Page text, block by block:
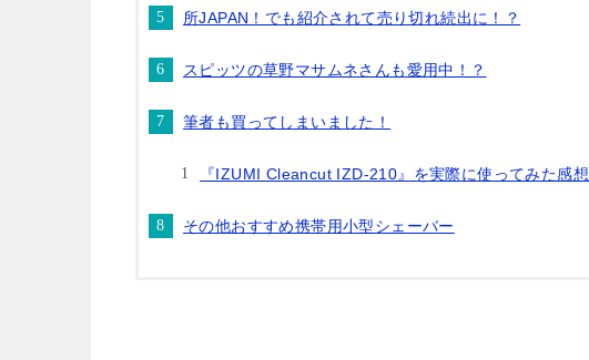
所JAPAN！でも紹介されて売り切れ続出に！？
スピッツの草野マサムネさんも愛用中！？
筆者も買ってしまいました！
『IZUMI Cleancut IZD-210』を実際に使ってみた感想
その他おすすめ携帯用小型シェーバー